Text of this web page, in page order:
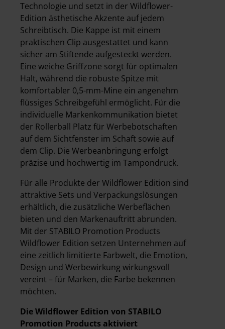
Technologie und setzt in der Wildflower-
Edition ästhetische Akzente auf jedem
Schreibtisch. Die Kappe ist mit einem
praktischen Clip ausgestattet und kann
sicher am Stiftende aufgesteckt werden.
Eine weiche Griffzone sorgt für optimalen
Halt, während die robuste Spitze mit
komfortabler 0,5-mm-Mine ein angenehm
flüssiges Schreibgefühl ermöglicht. Für die
individuelle Markenkommunikation bietet
der Rollerball Platz für Werbebotschaften
auf dem Sichtfenster im Schaft sowie auf
dem Clip. Die Werbeanbringung erfolgt
präzise und hochwertig im Tampondruck.
Für alle Produkte der Wildflower Edition sind
attraktive Sets und Verpackungslösungen
erhältlich, die zusätzliche Werbeflächen
bieten und den Markenauftritt abrunden.
Mit der STABILO Promotion Products
Wildflower Edition setzen Unternehmen auf
eine zeitlich limitierte Farbwelt, die Emotion,
Design und Werbewirkung wirkungsvoll
vereint – für Marken, die Farbe bekennen
möchten.
Die Wildflower Edition von STABILO
Promotion Products aktiviert